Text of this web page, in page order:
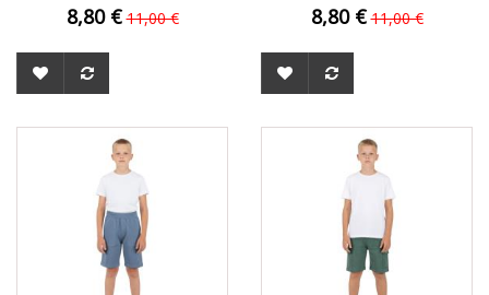
8,80 € 11,00 € 8,80 € 11,00 €